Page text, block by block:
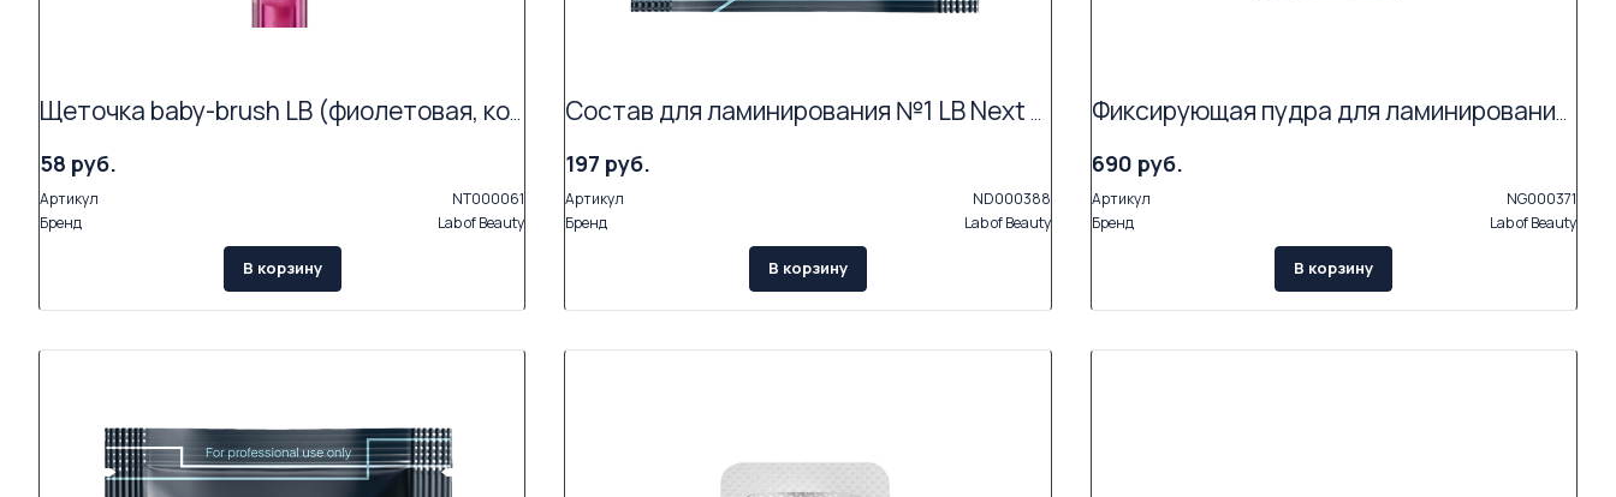
Щеточка baby-brush LB (фиолетовая, конусообразная)
58 руб.
Артикул
NT000061
Бренд
Lab of Beauty
В корзину
Состав для ламинирования №1 LB Next «Lifting Balm» АКЦИЯ (Exp.09.26)
197 руб.
Артикул
ND000388
Бренд
Lab of Beauty
В корзину
Фиксирующая пудра для ламинирования ресниц LB Next NOT GLUE (3г)
690 руб.
Артикул
NG000371
Бренд
Lab of Beauty
В корзину